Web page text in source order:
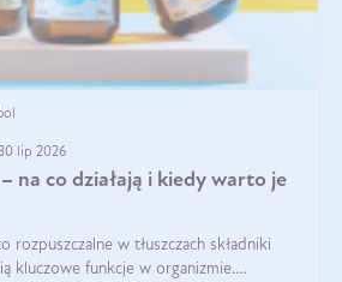
lip 2026
na co działają i kiedy warto je
rozpuszczalne w tłuszczach składniki
kluczowe funkcje w organizmie.